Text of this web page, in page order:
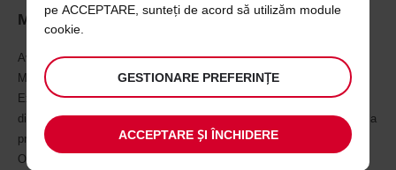
Masini de inchiriat in Constanta
Avis va ofera servicii de inchiriere masini in Constanta, la Aeroportul
Mihail Kogalniceanu sau in centrul orasului.
Explorati orasul si litoralul alaturi de Avis! Avis Rent a Car va pune la
dispozitie o gama variata de autoturisme de marimi si modele diferite, la
preturi avantajoase.
Optati pentru serviciile Avis de inchirieri auto in Constanta si veti avea
pe ACCEPTARE, sunteți de acord să utilizăm module
cookie.
GESTIONARE PREFERINȚE
ACCEPTARE ȘI ÎNCHIDERE